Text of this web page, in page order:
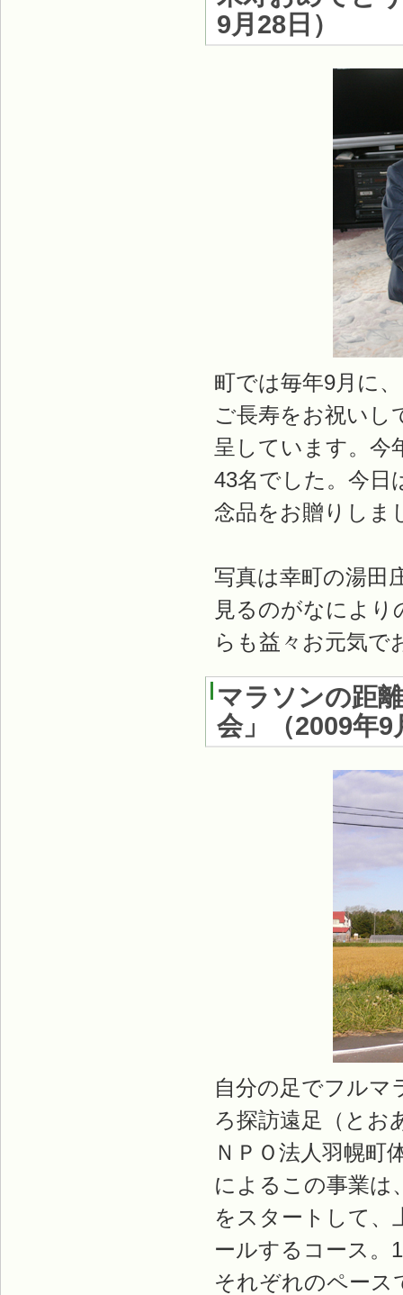
9月28日 ）
町では毎年9月に
ご長寿をお祝いし
呈しています。今
43名でした。今日
念品をお贈りしま
写真は幸町の湯田
見るのがなによ
らも益々お元気で
マラソンの距
会」
（2009年9
自分の足でフルマ
ろ探訪遠足（とお
ＮＰＯ法人羽幌町
によるこの事業は
をスタートして、
ールするコース。
それぞれのペース